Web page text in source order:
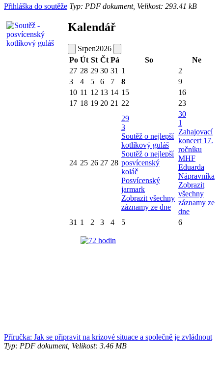
Přihláška do soutěže Typ: PDF dokument, Velikost: 293.41 kB
Kalendář
Srpen2026
Po Út St Čt Pá So
Ne
27 28 29 30 31 1
2
3
4 5 6 7 8
9
10 11 12 13 14 15
16
17 18 19 20 21 22 23
24 25 26 27 28
29
3
Soutěž o nejlepší
kotlíkový guláš
Soutěž o nejlepší
posvícenský
koláč
Posvícenský
jarmark
Zobrazit všechny
záznamy ze dne
30
1
Zahajovací
koncert 17.
ročníku
MHF
Eduarda
Nápravníka
Zobrazit
všechny
záznamy ze
dne
31 1 2 3 4 5 6
Příručka: Jak se připravit na krizové situace a společně je zvládnout
Typ: PDF dokument, Velikost: 3.46 MB